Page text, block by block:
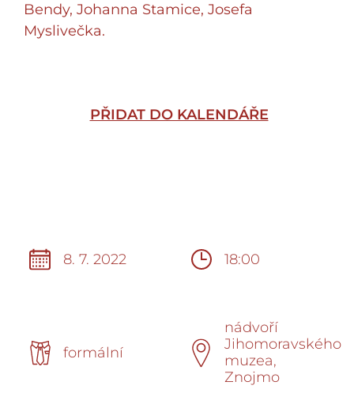
Bendy, Johanna Stamice, Josefa
Myslivečka.
PŘIDAT DO KALENDÁŘE
8. 7. 2022 18:00
formální
nádvoří
Jihomoravského
muzea,
Znojmo